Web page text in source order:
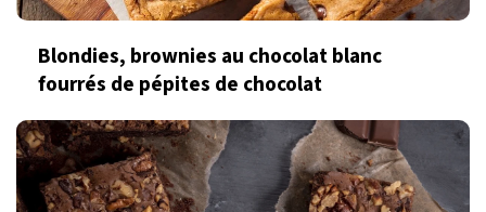
Blondies, brownies au chocolat blanc
fourrés de pépites de chocolat